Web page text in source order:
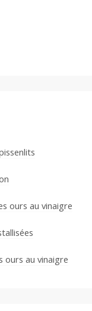
ours au vinaigre
ours au vinaigre